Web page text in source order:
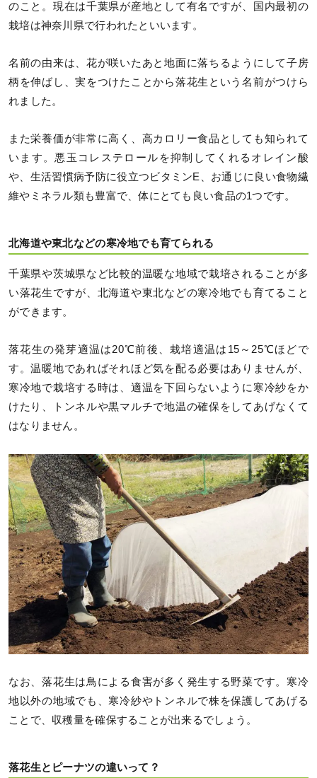
のこと。現在は千葉県が産地として有名ですが、国内最初の
栽培は神奈川県で行われたといいます。
名前の由来は、花が咲いたあと地面に落ちるようにして子房
柄を伸ばし、実をつけたことから落花生という名前がつけら
れました。
また栄養価が非常に高く、高カロリー食品としても知られて
います。悪玉コレステロールを抑制してくれるオレイン酸
や、生活習慣病予防に役立つビタミンE、お通じに良い食物繊
維やミネラル類も豊富で、体にとても良い食品の1つです。
北海道や東北などの寒冷地でも育てられる
千葉県や茨城県など比較的温暖な地域で栽培されることが多
い落花生ですが、北海道や東北などの寒冷地でも育てること
ができます。
落花生の発芽適温は20℃前後、栽培適温は15～25℃ほどで
す。温暖地であればそれほど気を配る必要はありませんが、
寒冷地で栽培する時は、適温を下回らないように寒冷紗をか
けたり、トンネルや黒マルチで地温の確保をしてあげなくて
はなりません。
なお、落花生は鳥による食害が多く発生する野菜です。寒冷
地以外の地域でも、寒冷紗やトンネルで株を保護してあげる
ことで、収穫量を確保することが出来るでしょう。
落花生とピーナツの違いって？